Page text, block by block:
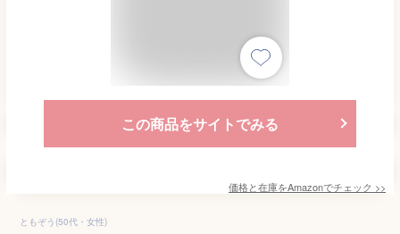
この商品をサイトでみる
価格と在庫をAmazonでチェック >>
ともぞう(50代・女性)